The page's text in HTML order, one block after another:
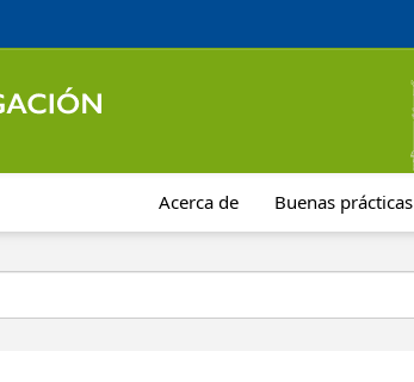
Acerca de Buenas prácticas